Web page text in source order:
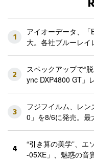
1
アイオーデータ、
大。各社ブルーレ
2
スペックアップで“
ync DXP4800 GT」
3
フジフイルム、レ
0」を8/6に発売。最
4
“引き算の美学”、エ
-05XE」、魅惑の音